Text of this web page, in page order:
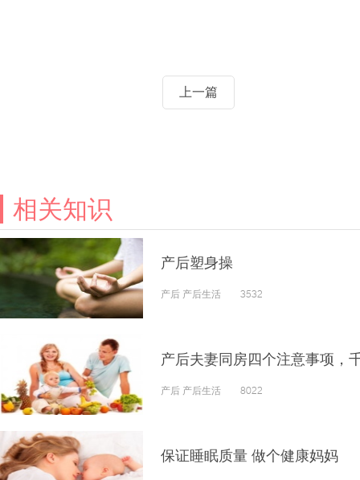
上一篇
相关知识
产后塑身操
产后 产后生活 3532
产后夫妻同房四个注意事项，
产后 产后生活 8022
保证睡眠质量 做个健康妈妈